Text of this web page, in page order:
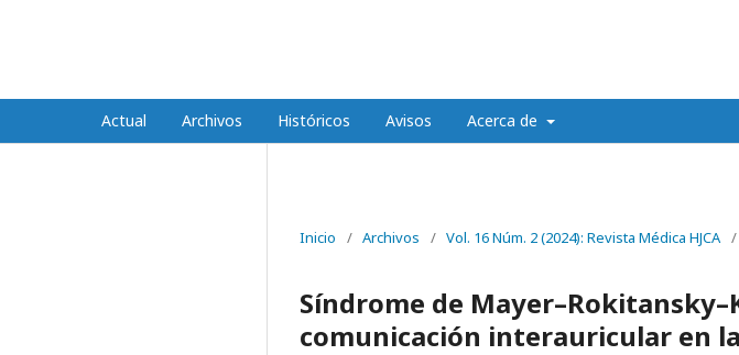
Actual Archivos Históricos Avisos Acerca de
Inicio / Archivos / Vol. 16 Núm. 2 (2024): Revista Médica HJCA /
Síndrome de
comunicación interauricular en